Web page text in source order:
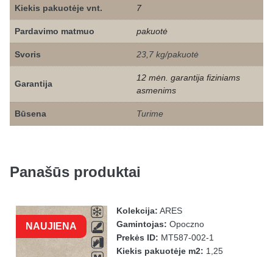
Kiekis pakuotėje vnt. 7
Pardavimo matmuo pakuotė
Svoris 23,7 kg/pakuotė
Garantija
12 mėn. garantija fiziniams
asmenims
Būsena Turime
Panašūs produktai
NAUJIENA
Kolekcija: ARES
Gamintojas: Opoczno
Prekės ID: MT587-002-1
Kiekis pakuotėje m2: 1,25